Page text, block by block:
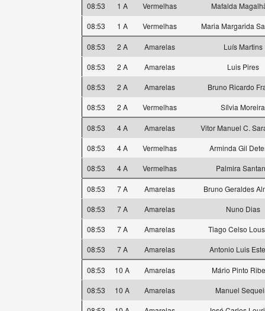
08:53
1 A Vermelhas
Mafalda
08:53
1 A Vermelhas Maria Margarida
08:53 2 A Amarelas
Luís Martins
08:53
2 A Amarelas
Luis Pires
08:53
2 A Amarelas
Bruno Ricardo
08:53
2 A Vermelhas Sílvia Moreira
08:53 4 A Amarelas
Vitor Manuel C.
08:53
4 A Vermelhas
Arminda Gil
08:53
4 A Vermelhas Palmira
08:53 7 A Amarelas
Bruno Geraldes
08:53
7 A Amarelas
Nuno Dias
08:53
7 A Amarelas
Tiago Celso
08:53
7 A Amarelas Antonio Luis
08:53 10 A Amarelas
Mário Pinto
08:53
10 A Amarelas
Manuel